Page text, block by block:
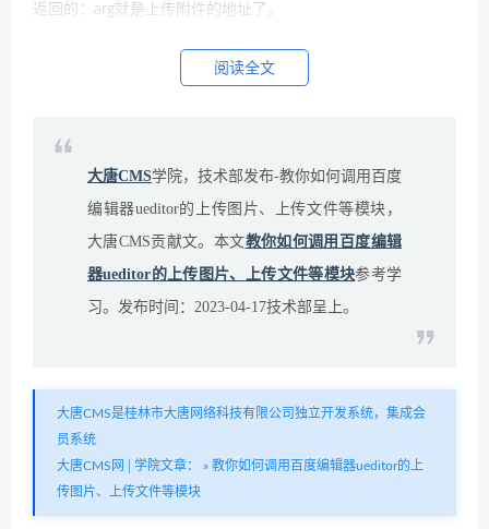
返回的：arg就是上传附件的地址了。
本文转载：https://www.bbsmax.com/A/D854K2y6JE/
阅读全文
大唐CMS学院，技术部发布-教你如何调用百度
编辑器ueditor的上传图片、上传文件等模块，
大唐CMS贡献文。本文教你如何调用百度编辑
器ueditor的上传图片、上传文件等模块参考学
习。发布时间：2023-04-17技术部呈上。
大唐CMS是桂林市大唐网络科技有限公司独立开发系统，集成会
员系统
大唐CMS网│学院文章：
» 教你如何调用百度编辑器ueditor的上
传图片、上传文件等模块